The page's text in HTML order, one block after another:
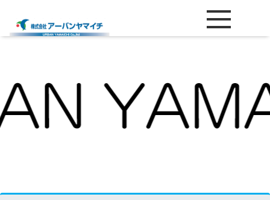
（仮称）練馬区早宮２丁目計